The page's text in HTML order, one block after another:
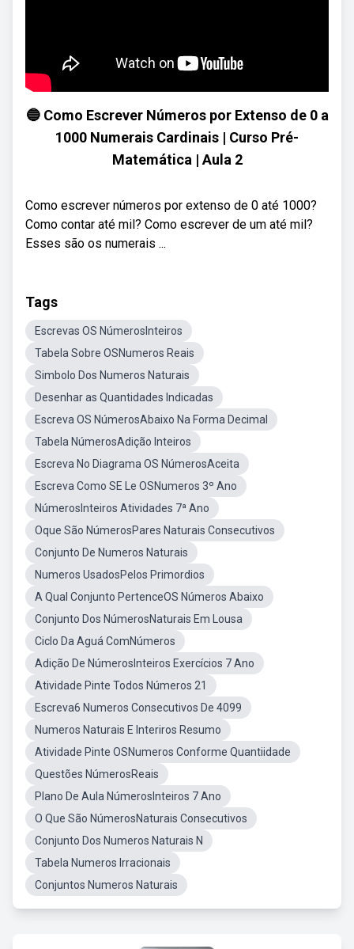
🔵 Como Escrever Números por Extenso de 0 a
1000 Numerais Cardinais | Curso Pré-
Matemática | Aula 2
Como escrever números por extenso de 0 até 1000?
Como contar até mil? Como escrever de um até mil?
Esses são os numerais ...
Tags
Escrevas OS NúmerosInteiros
Tabela Sobre OSNumeros Reais
Simbolo Dos Numeros Naturais
Desenhar as Quantidades Indicadas
Escreva OS NúmerosAbaixo Na Forma Decimal
Tabela NúmerosAdição Inteiros
Escreva No Diagrama OS NúmerosAceita
Escreva Como SE Le OSNumeros 3º Ano
NúmerosInteiros Atividades 7ª Ano
Oque São NúmerosPares Naturais Consecutivos
Conjunto De Numeros Naturais
Numeros UsadosPelos Primordios
A Qual Conjunto PertenceOS Números Abaixo
Conjunto Dos NúmerosNaturais Em Lousa
Ciclo Da Aguá ComNúmeros
Adição De NúmerosInteiros Exercícios 7 Ano
Atividade Pinte Todos Números 21
Escreva6 Numeros Consecutivos De 4099
Numeros Naturais E Interiros Resumo
Atividade Pinte OSNumeros Conforme Quantiidade
Questões NúmerosReais
Plano De Aula NúmerosInteiros 7 Ano
O Que São NúmerosNaturais Consecutivos
Conjunto Dos Numeros Naturais N
Tabela Numeros Irracionais
Conjuntos Numeros Naturais